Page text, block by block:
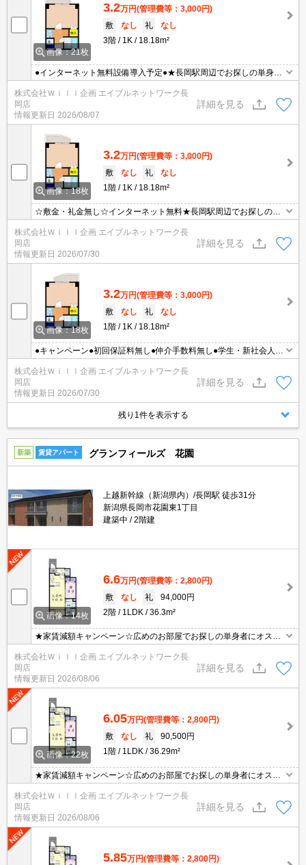
画像：21枚
3.2万円(管理費等：3,000円)
敷
なし 礼
なし
3階
1K 18.18m²
●インターネット無料設備導入予定●★長岡駅周辺でお探しの単身者
にオススメ☆長岡駅徒歩圏内☆駐車場有り(※台数に限りがございま
す)★オートロック☆オール電化☆エアコン☆バストイレ別☆収納★
株式会社Ｗｉｌｌ企画 エイブルネットワーク長
岡店
情報更新日 2026/08/07
詳細を見る
画像：18枚
3.2万円(管理費等：3,000円)
敷
なし 礼
なし
1階
1K 18.18m²
☆敷金・礼金無し☆インターネット無料★長岡駅周辺でお探しの単
身者にオススメ☆長岡駅徒歩圏内☆駐車場有り(※台数に限りがござ
います)★オートロック☆オール電化☆エアコン☆バストイレ別☆収
株式会社Ｗｉｌｌ企画 エイブルネットワーク長
岡店
情報更新日 2026/07/30
詳細を見る
画像：18枚
3.2万円(管理費等：3,000円)
敷
なし 礼
なし
1階
1K 18.18m²
●キャンペーン●初回保証料無し●仲介手数料無し●学生・新社会人歓
迎2026年3月入居可能●☆敷金・礼金無し☆インターネット無料★長
岡駅周辺でお探しの単身者にオススメ☆長岡駅徒歩圏内☆駐車場有
り(※台数に限りがございます)★オートロック☆オール電化☆エア
コン☆バストイレ別☆収納★TVインターホン。オール電化。
株式会社Ｗｉｌｌ企画 エイブルネットワーク長
岡店
情報更新日 2026/07/30
詳細を見る
残り1件を表示する
新築 賃貸アパート グランフィールズ 花園
上越新幹線（新潟県内）/長岡駅 徒歩31分
新潟県長岡市花園東1丁目
建築中
2階建
画像：14枚
6.6万円(管理費等：2,800円)
敷
なし 礼
94,000円
2階
1LDK 36.3m²
★家賃減額キャンペーン☆広めのお部屋でお探しの単身者にオスス
メ☆都市ガス★宅配ボックス★インターネット無料☆2口IHシステ
ムキッチン★追い焚きオートバス☆温水洗浄便座。エアコン2台。
クローゼット。浴室乾燥機。TVインターホン。物置。悪天候の際も
洗濯物が干せるサンルーム仕様です♪
株式会社Ｗｉｌｌ企画 エイブルネットワーク長
岡店
情報更新日 2026/08/06
詳細を見る
画像：22枚
6.05万円(管理費等：2,800円)
敷
なし 礼
90,500円
1階
1LDK 36.29m²
★家賃減額キャンペーン☆広めのお部屋でお探しの単身者にオスス
メ☆都市ガス★宅配ボックス★インターネット無料☆2口IHシステ
ムキッチン★追い焚きオートバス☆温水洗浄便座。エアコン2台。
クローゼット。浴室乾燥機。TVインターホン。物置。悪天候の際も
洗濯物が干せるサンルーム仕様です♪
株式会社Ｗｉｌｌ企画 エイブルネットワーク長
岡店
情報更新日 2026/08/06
詳細を見る
5.85万円(管理費等：2,800円)